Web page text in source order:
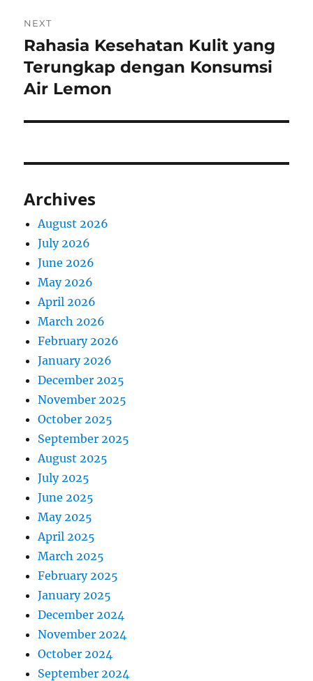
NEXT
Next
post:
Rahasia Kesehatan Kulit yang
Terungkap dengan Konsumsi
Air Lemon
Archives
August 2026
July 2026
June 2026
May 2026
April 2026
March 2026
February 2026
January 2026
December 2025
November 2025
October 2025
September 2025
August 2025
July 2025
June 2025
May 2025
April 2025
March 2025
February 2025
January 2025
December 2024
November 2024
October 2024
September 2024